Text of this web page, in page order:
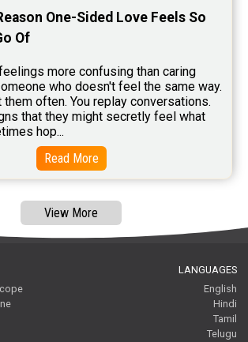
One-Sided Love Feels So
Of
more confusing than caring
who doesn't feel the same way.
them often. You replay conversations.
that they might secretly feel what
hop...
Read More
View More
LANGUAGES
English
Hindi
Tamil
Telugu